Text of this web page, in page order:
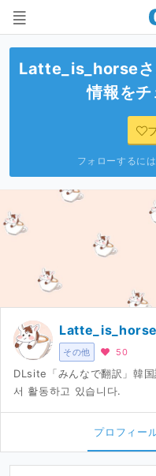
Latte_is_horse
情報をチ
フォローするに
その他
Latte_is_horse
50
DLsite「みんなで翻訳」韓
서 활동하고 있습니다.
プロフィー